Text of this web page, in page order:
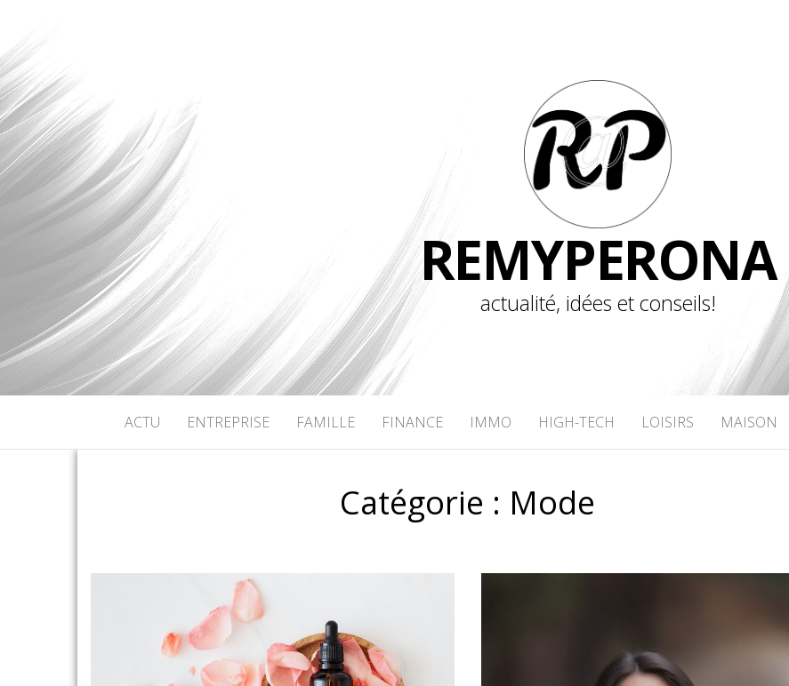
REMYPERONA
actualité, idées et conseils!
ACTU ENTREPRISE FAMILLE FINANCE IMMO HIGH-TECH LOISIRS MAISON
Catégorie : Mode